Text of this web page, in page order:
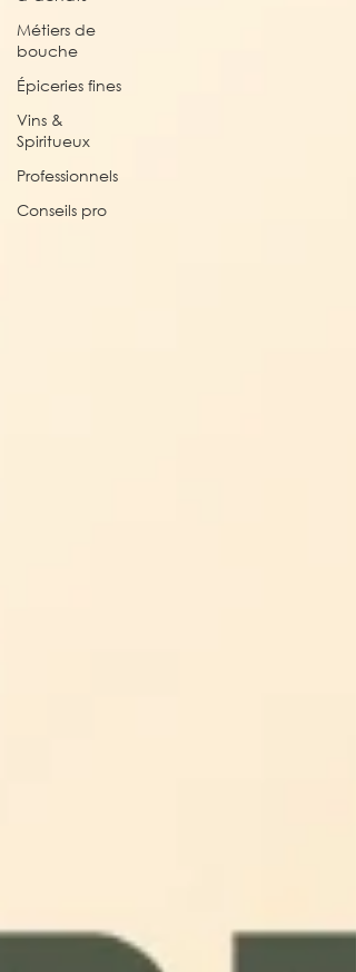
Métiers de
bouche
Épiceries fines
Vins &
Spiritueux
Professionnels
Conseils pro